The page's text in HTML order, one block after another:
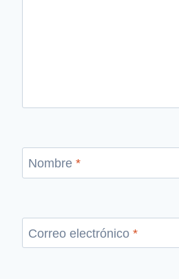
Nombre *
Correo electrónico *